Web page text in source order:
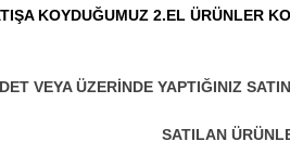
KOYDUĞUMUZ 2.EL ÜRÜNLER
VEYA ÜZERİNDE YAPTIĞINIZ
SATILAN